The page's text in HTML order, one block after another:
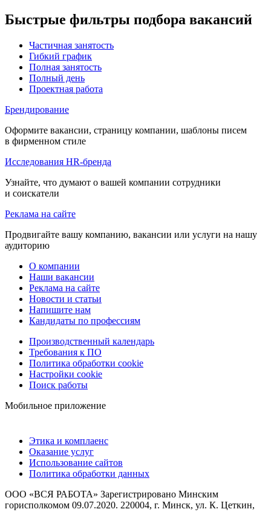
Быстрые фильтры подбора вакансий
Частичная занятость
Гибкий график
Полная занятость
Полный день
Проектная работа
Брендирование
Оформите вакансии, страницу компании, шаблоны писем
в фирменном стиле
Исследования HR-бренда
Узнайте, что думают о вашей компании сотрудники
и соискатели
Реклама на сайте
Продвигайте вашу компанию, вакансии или услуги на нашу
аудиторию
О компании
Наши вакансии
Реклама на сайте
Новости и статьи
Напишите нам
Кандидаты по профессиям
Производственный календарь
Требования к ПО
Политика обработки cookie
Настройки cookie
Поиск работы
Мобильное приложение
Этика и комплаенс
Оказание услуг
Использование сайтов
Политика обработки данных
ООО «ВСЯ РАБОТА» Зарегистрировано Минским
горисполкомом 09.07.2020. 220004, г. Минск, ул. К. Цеткин,